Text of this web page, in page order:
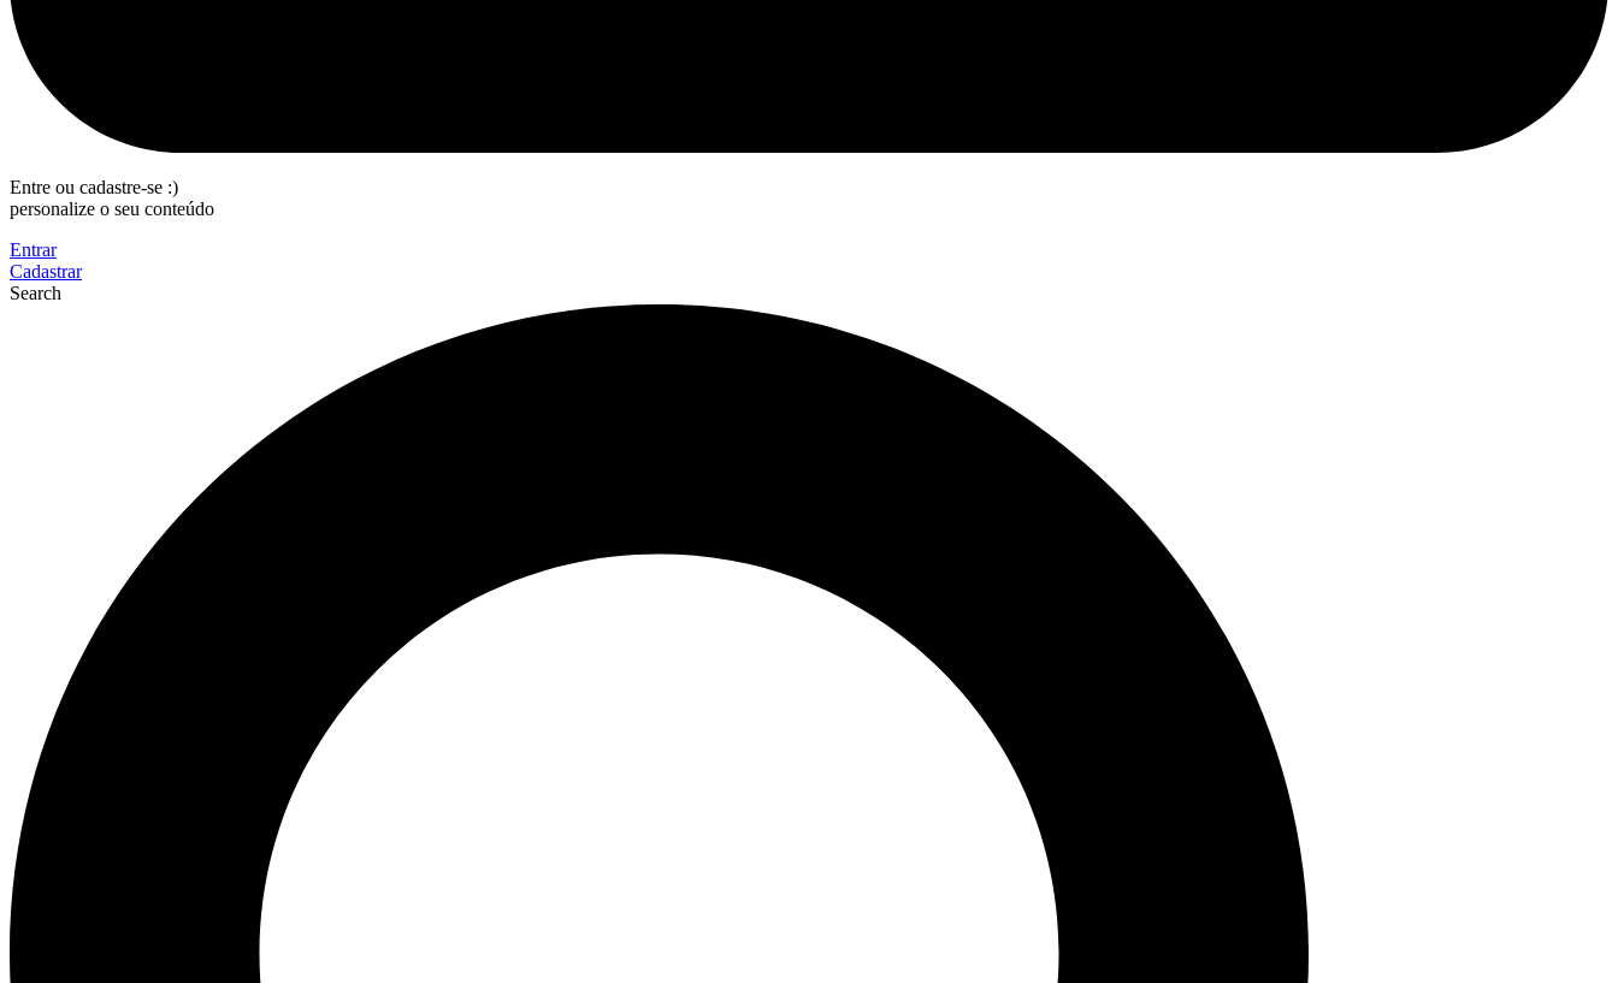
Entre ou cadastre-se :)
personalize o seu conteúdo
Entrar
Cadastrar
Search